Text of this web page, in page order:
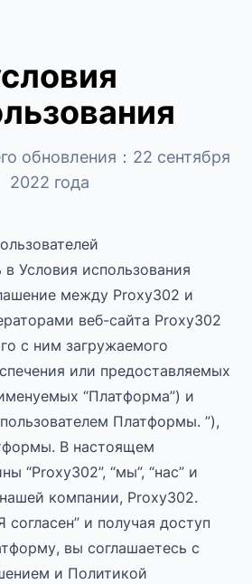
обновления：22 сентября
2022 года
Условия использования
между Proxy302 и
веб-сайта Proxy302
с ним загружаемого
или предоставляемых
“Платформа”) и
Платформы. ”),
В настоящем
“Proxy302”, “мы”, “нас” и
компании, Proxy302.
и получая доступ
вы соглашаетесь с
и Политикой